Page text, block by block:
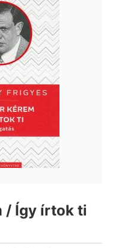
/ Így írtok ti